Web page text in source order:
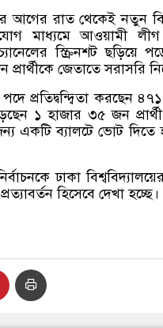
আগের রাত থেকেই নতুন
মাধ্যমে আওয়ামী লীগ
স্ক্রিনশট
জেতাতে সরাসরি
প্রতিদ্বন্দ্বিতা করছেন
১ হাজার ৩৫ জন
একটি ব্যালটে ভোট দিতে
ঢাকা
হিসেবে দেখা হচ্ছে।